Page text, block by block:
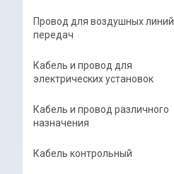
Провод для воздушных линий
передач
Кабель и провод для
электрических установок
Кабель и провод различного
назначения
Кабель контрольный